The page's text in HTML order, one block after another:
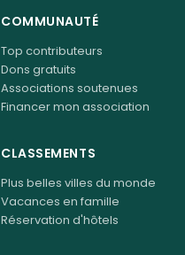
COMMUNAUTÉ
Top contributeurs
Dons gratuits
Associations soutenues
Financer mon association
CLASSEMENTS
Plus belles villes du monde
Vacances en famille
Réservation d'hôtels